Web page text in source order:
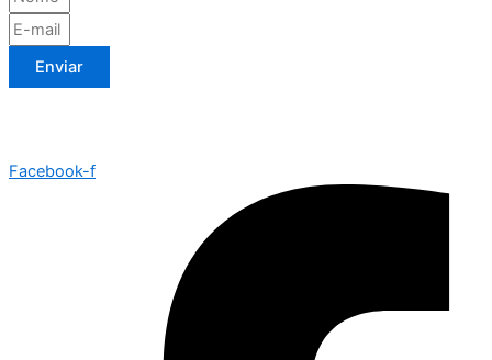
Enviar
Facebook-f